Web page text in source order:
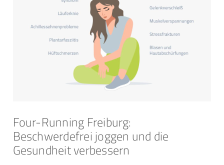
Four-Running Freiburg:
Beschwerdefrei joggen und die
Gesundheit verbessern